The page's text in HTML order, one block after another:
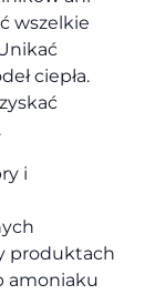
wszelkie
ciepła.
i
produktach
amoniaku